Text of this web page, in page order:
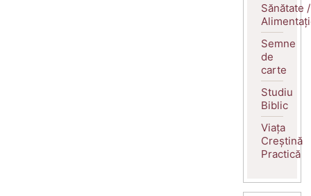
Sănătate /
Semne
de
carte
Studiu
Biblic
Viața
Creștină
Practică